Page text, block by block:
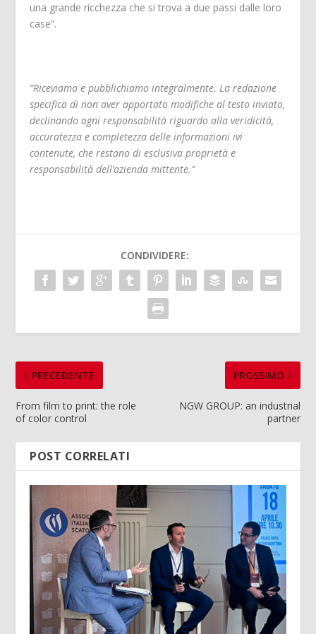
una grande ricchezza che si trova a due passi dalle loro
case”.
“Riceviamo e pubblichiamo integralmente. La redazione
specifica di non aver apportato modifiche al testo inviato,
declinando ogni responsabilità riguardo alla veridicità,
accuratezza e completezza delle informazioni ivi
contenute, che restano di esclusiva proprietà e
responsabilità dell’azienda mittente.”
CONDIVIDERE:
PRECEDENTE
From film to print: the role
of color control
PROSSIMO
NGW GROUP: an industrial
partner
POST CORRELATI